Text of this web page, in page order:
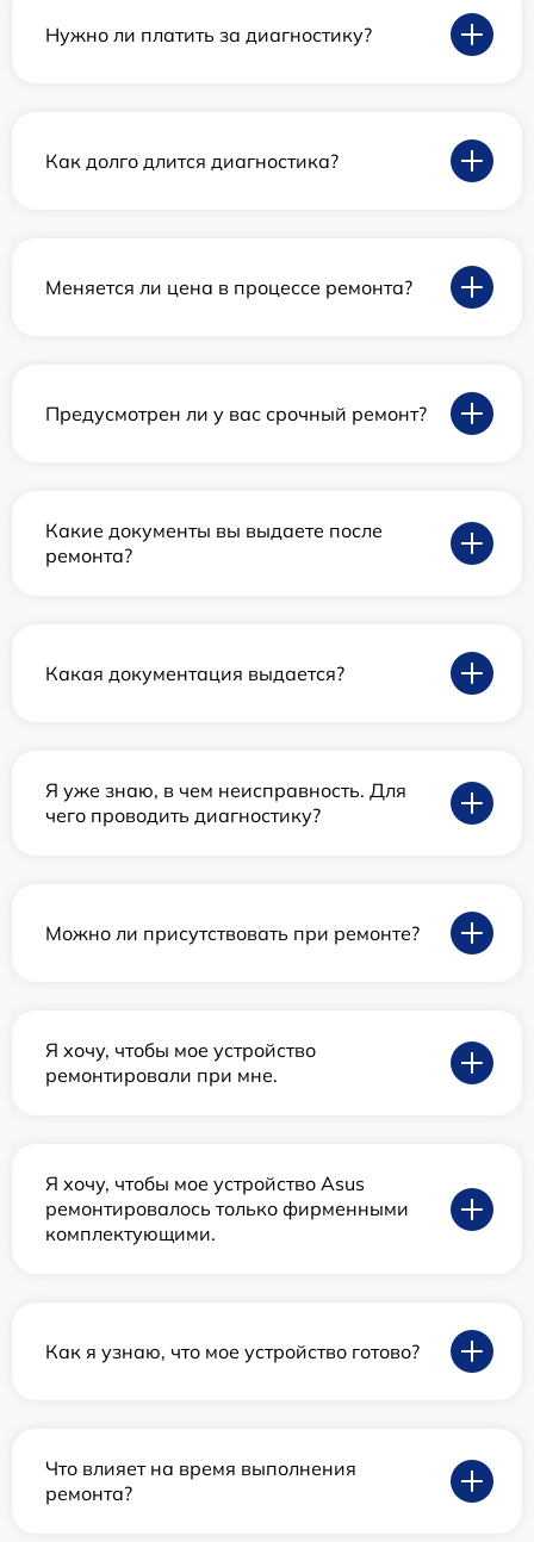
Нужно ли платить за диагностику?
Как долго длится диагностика?
Меняется ли цена в процессе ремонта?
Предусмотрен ли у вас срочный ремонт?
Какие документы вы выдаете после
ремонта?
Какая документация выдается?
Я уже знаю, в чем неисправность. Для
чего проводить диагностику?
Можно ли присутствовать при ремонте?
Я хочу, чтобы мое устройство
ремонтировали при мне.
Я хочу, чтобы мое устройство Asus
ремонтировалось только фирменными
комплектующими.
Как я узнаю, что мое устройство готово?
Что влияет на время выполнения
ремонта?